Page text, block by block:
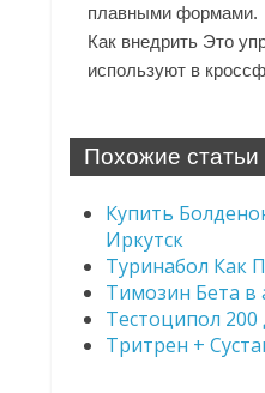
плавными формами.
Как внедрить Это
используют в
Похожие статьи
Купить
Иркутск
Туринабол Как
Tимозин Бета в
Тестоципол
Тритрен +